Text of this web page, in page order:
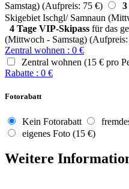
Samstag) (Aufpreis: 75 €)
3
Skigebiet Ischgl/ Samnaun
4 Tage VIP-Skipass für das
(Mittwoch - Samstag)
Zentral wohnen : 0 €
Zentral wohnen (15 € pro
Rabatte : 0 €
Fotorabatt
Kein Fotorabatt
eigenes Foto (15 €)
Weitere